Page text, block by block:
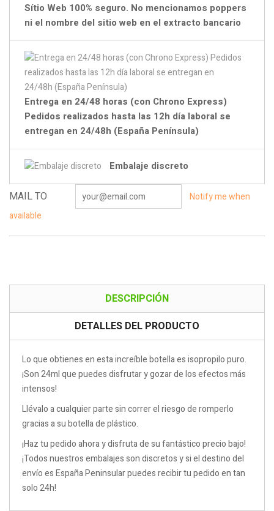
Sítio Web 100% seguro. No mencionamos poppers
ni el nombre del sitio web en el extracto bancario
Entrega en 24/48 horas (con Chrono Express)
Pedidos realizados hasta las 12h día laboral se
entregan en 24/48h (España Península)
Embalaje discreto
MAIL TO
Notify me when
available
DESCRIPCIÓN
DETALLES DEL PRODUCTO
Lo que obtienes en esta increíble botella es isopropilo puro.
¡Son 24ml que puedes disfrutar y gozar de los efectos más
intensos!
Llévalo a cualquier parte sin correr el riesgo de romperlo
gracias a su botella de plástico.
¡Haz tu pedido ahora y disfruta de su fantástico precio bajo!
¡Todos nuestros embalajes son discretos y si el destino del
envío es España Peninsular puedes recibir tu pedido en tan
solo 24h!